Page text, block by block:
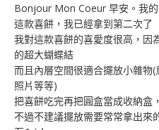
Bonjour Mon Coeur 早安。我
這款喜餅，我已經拿到第二次了
我對這款喜餅的喜愛度很高，因
的超大蝴蝶結
而且內層空間很適合擺放小雜物
照片等等)
把喜餅吃完再把圓盒當成收納盒
不過不建議擺放需要常常拿出來